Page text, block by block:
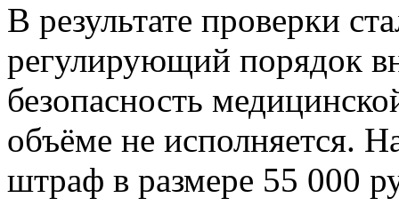
В результате проверки
регулирующий порядок
безопасность
объёме не исполняется.
штраф в размере 55 000